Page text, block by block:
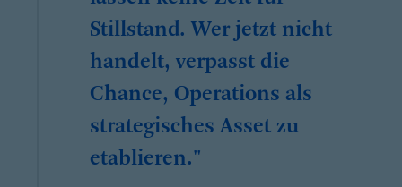
Stillstand. Wer jetzt nicht
handelt, verpasst die
Chance, Operations als
strategisches Asset zu
etablieren."